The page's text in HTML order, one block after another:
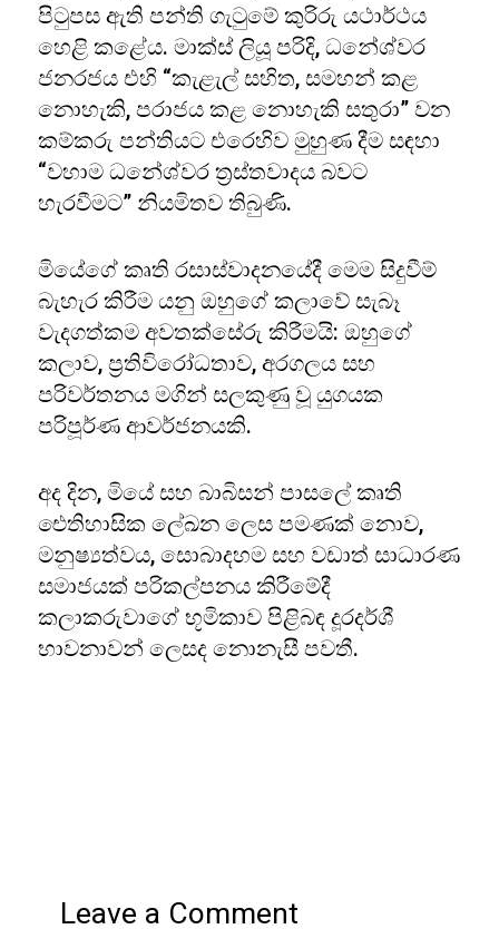
පිටුපස ඇති පන්ති ගැටුමේ කුරිරු යථාර්ථය
හෙළි කළේය. මාක්ස් ලියූ පරිදි, ධනේශ්වර
ජනරජය එහි “කැළැල් සහිත, සමහන් කළ
නොහැකි, පරාජය කළ නොහැකි සතුරා” වන
කම්කරු පන්තියට එරෙහිව මුහුණ දීම සඳහා
“වහාම ධනේශ්වර ත්‍රස්තවාදය බවට
හැරවීමට” නියමිතව තිබුණි.
මියේගේ කෘති රසාස්වාදනයේදී මෙම සිදුවීම්
බැහැර කිරීම යනු ඔහුගේ කලාවේ සැබෑ
වැදගත්කම අවතක්සේරු කිරීමයි: ඔහුගේ
කලාව, ප්‍රතිවිරෝධතාව, අරගලය සහ
පරිවර්තනය මගින් සලකුණු වූ යුගයක
පරිපූර්ණ ආවර්ජනයකි.
අද දින, මියේ සහ බාබිසන් පාසලේ කෘති
ඓතිහාසික ලේඛන ලෙස පමණක් නොව,
මනුෂ්‍යත්වය, සොබාදහම සහ වඩාත් සාධාරණ
සමාජයක් පරිකල්පනය කිරීමේදී
කලාකරුවාගේ භූමිකාව පිළිබඳ දූරදර්ශී
භාවනාවන් ලෙසද නොනැසී පවතී.
Leave a Comment